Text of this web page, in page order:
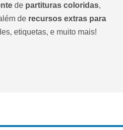
de partituras coloridas,
de recursos extras para
etiquetas, e muito mais!